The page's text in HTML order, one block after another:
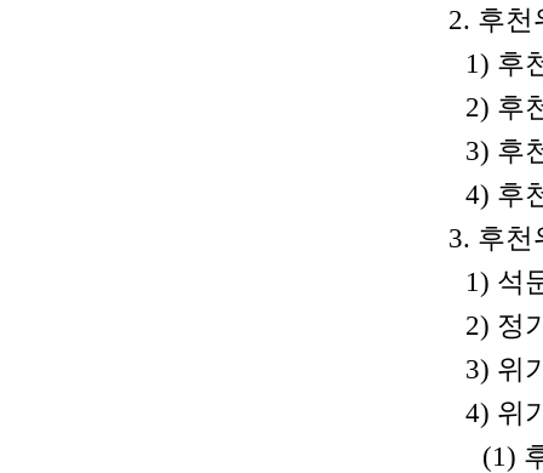
2. 후천
1) 후
2) 후
3) 후
4) 후
3. 후천
1) 석
2) 정
3) 위
4) 위
(1)